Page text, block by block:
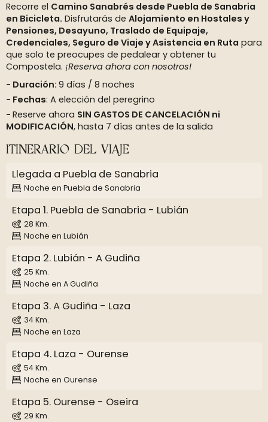
Recorre el Camino Sanabrés desde Puebla de Sanabria
en Bicicleta. Disfrutarás de Alojamiento en Hostales y
Pensiones, Desayuno, Traslado de Equipaje,
Credenciales, Seguro de Viaje y Asistencia en Ruta para
que solo te preocupes de pedalear y obtener tu
Compostela. ¡Reserva ahora con nosotros!
Duración: 9 días / 8 noches
Fechas: A elección del peregrino
Reserve ahora SIN GASTOS DE CANCELACIÓN ni
MODIFICACIÓN, hasta 7 días antes de la salida
ITINERARIO DEL VIAJE
Llegada a Puebla de Sanabria
Noche en Puebla de Sanabria
Etapa 1. Puebla de Sanabria - Lubián
28 Km.
Noche en Lubián
Etapa 2. Lubián - A Gudiña
25 Km.
Noche en A Gudiña
Etapa 3. A Gudiña - Laza
34 Km.
Noche en Laza
Etapa 4. Laza - Ourense
54 Km.
Noche en Ourense
Etapa 5. Ourense - Oseira
29 Km.